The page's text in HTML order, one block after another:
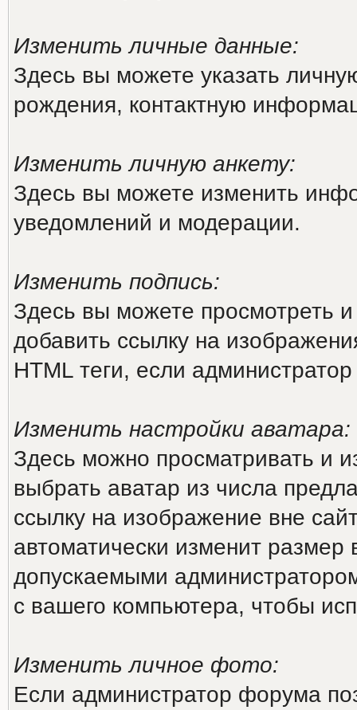
Изменить личные данные:
Здесь вы можете указать
рождения, контактную
Изменить личную анкету:
Здесь вы можете изменить
уведомлений и модерации.
Изменить подпись:
Здесь вы можете просмотреть
добавить ссылку на
HTML теги, если
Изменить настройки аватара:
Здесь можно просматривать и
выбрать аватар из числа
ссылку на изображение вне
автоматически изменит размер
допускаемыми
с вашего компьютера, чтобы
Изменить личное фото:
Если администратор форума